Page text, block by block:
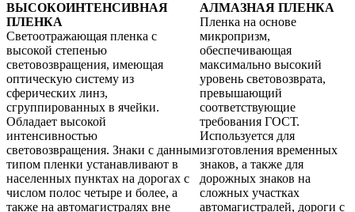
ВЫСОКОИНТЕНСИВНАЯ
ПЛЕНКА
Светоотражающая пленка с
высокой степенью
световозвращения, имеющая
оптическую систему из
сферических линз,
сгруппированных в ячейки.
Обладает высокой
интенсивностью
световозвращения. Знаки с данным
типом пленки устанавливают в
населенных пунктах на дорогах с
числом полос четыре и более, а
также на автомагистралях вне
АЛМАЗНАЯ ПЛЕНКА
Пленка на основе
микропризм,
обеспечивающая
максимально высокий
уровень световозврата,
превышающий
соответствующие
требования ГОСТ.
Используется для
изготовления временных
знаков, а также для
дорожных знаков на
сложных участках
автомагистралей, дороги с